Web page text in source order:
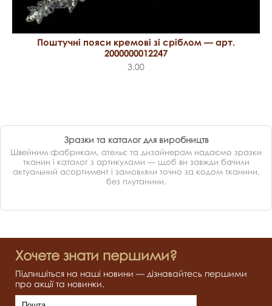
Поштучні пояси кремові зі сріблом — арт.
2000000012247
3.00
Зразки та каталог для виробництв
Швейним фабрикам, ательє та дизайнерам надаємо зразки
тканин і каталог з артикулами — щоб ви завжди бачили
актуальний асортимент і замовляли точно за кодом тканини,
без плутанини.
Хочете знати першими?
Підпишіться на наші новини — дізнавайтесь першими
про акції та новинки.